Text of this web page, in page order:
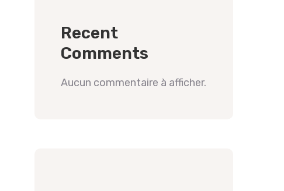
Recent
Comments
Aucun commentaire à afficher.